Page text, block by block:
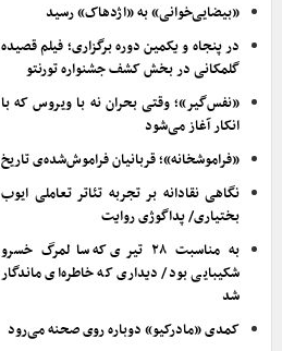
«بیضایی‌خوانی» به «اژدهاک» رسید
در پنجاه و یکمین دوره برگزاری؛ فیلم قصیده
گلمکانی در بخش کشف جشنواره تورنتو
«نفس‌گیر»؛ وقتی بحران نه با ویروس که با
انکار آغاز می‌شود
«فراموشخانه»؛ قربانیان فراموش‌شده‌ی تاریخ
نگاهی نقادانه بر تجربه تئاتر تعاملی ایوب
بختیاری/ پداگوژی روایت
به مناسبت ۲۸ تیری که سالمرگ خسرو
شکیبایی بود/ دیداری که خاطره‌ای ماندگار
شد
کمدی «مادرکیو» دوباره روی صحنه می‌رود